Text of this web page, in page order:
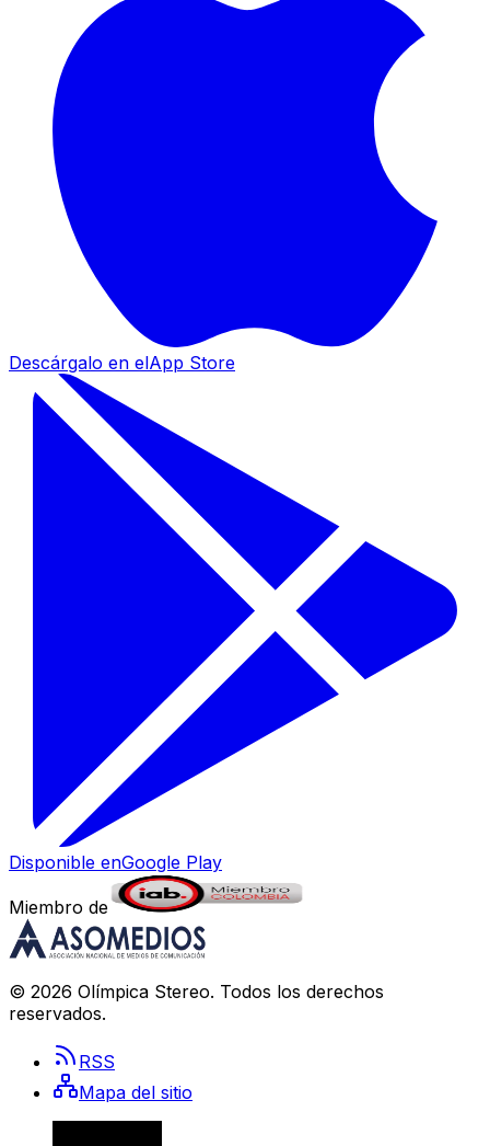
Descárgalo en elApp Store
Disponible enGoogle Play
Miembro de
© 2026 Olímpica Stereo. Todos los derechos
reservados.
RSS
Mapa del sitio